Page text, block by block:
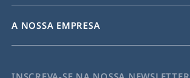
A NOSSA EMPRESA